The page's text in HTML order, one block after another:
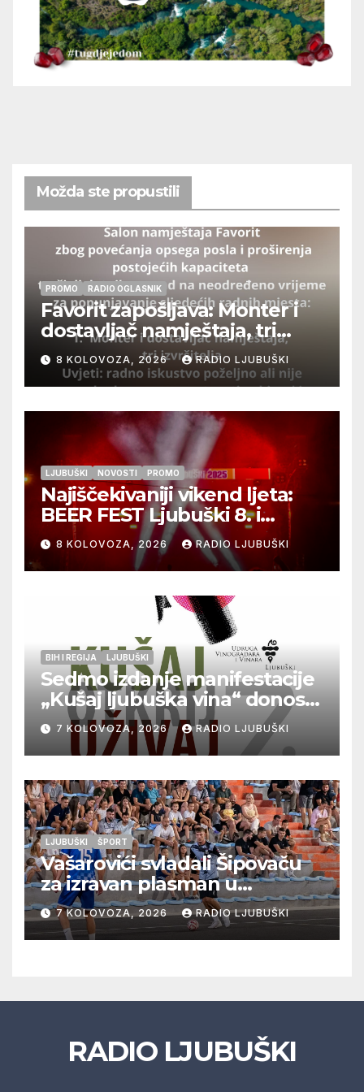
Možda ste propustili
PROMO RADIO OGLASNIK
Favorit zapošljava: Monter i
dostavljač namještaja, tri
izvršitelja
8 KOLOVOZA, 2026 RADIO LJUBUŠKI
LJUBUŠKI NOVOSTI PROMO
Najiščekivaniji vikend ljeta:
BEER FEST Ljubuški 8. i
9.kolovoza
8 KOLOVOZA, 2026 RADIO LJUBUŠKI
BIH I REGIJA LJUBUŠKI
Sedmo izdanje manifestacije
„Kušaj ljubuška vina“ donosi
vrhunska vina, gastronomiju i
glazbu
7 KOLOVOZA, 2026 RADIO LJUBUŠKI
LJUBUŠKI ŠPORT
Vašarovići svladali Šipovaču
za izravan plasman u
četvrtfinale, Grab izborio
prolazak dalje, Klobuk ispao,
večeras počinje četvrtfinale
7 KOLOVOZA, 2026 RADIO LJUBUŠKI
RADIO LJUBUŠKI